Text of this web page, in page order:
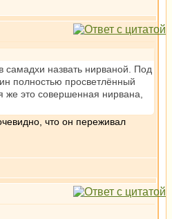
самадхи назвать нирваной. Под
полностью просветлённый
же это совершенная нирвана,
что он переживал